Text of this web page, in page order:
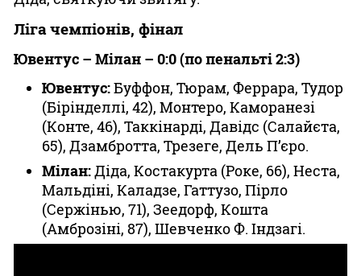
Ліга чемпіонів, фінал
Ювентус – Мілан – 0:0 (по пенальті 2:3)
Ювентус:Буффон, Тюрам, Феррара, Тудор
(Бірінделлі, 42), Монтеро, Каморанезі
(Конте, 46), Таккінарді, Давідс (Салайєта,
65), Дзамбротта, Трезеге, Дель П’єро.
Мілан:Діда, Костакурта (Роке, 66), Неста,
Мальдіні, Каладзе, Гаттузо, Пірло
(Сержінью, 71), Зеедорф, Кошта
(Амброзіні, 87), Шевченко Ф. Індзагі.